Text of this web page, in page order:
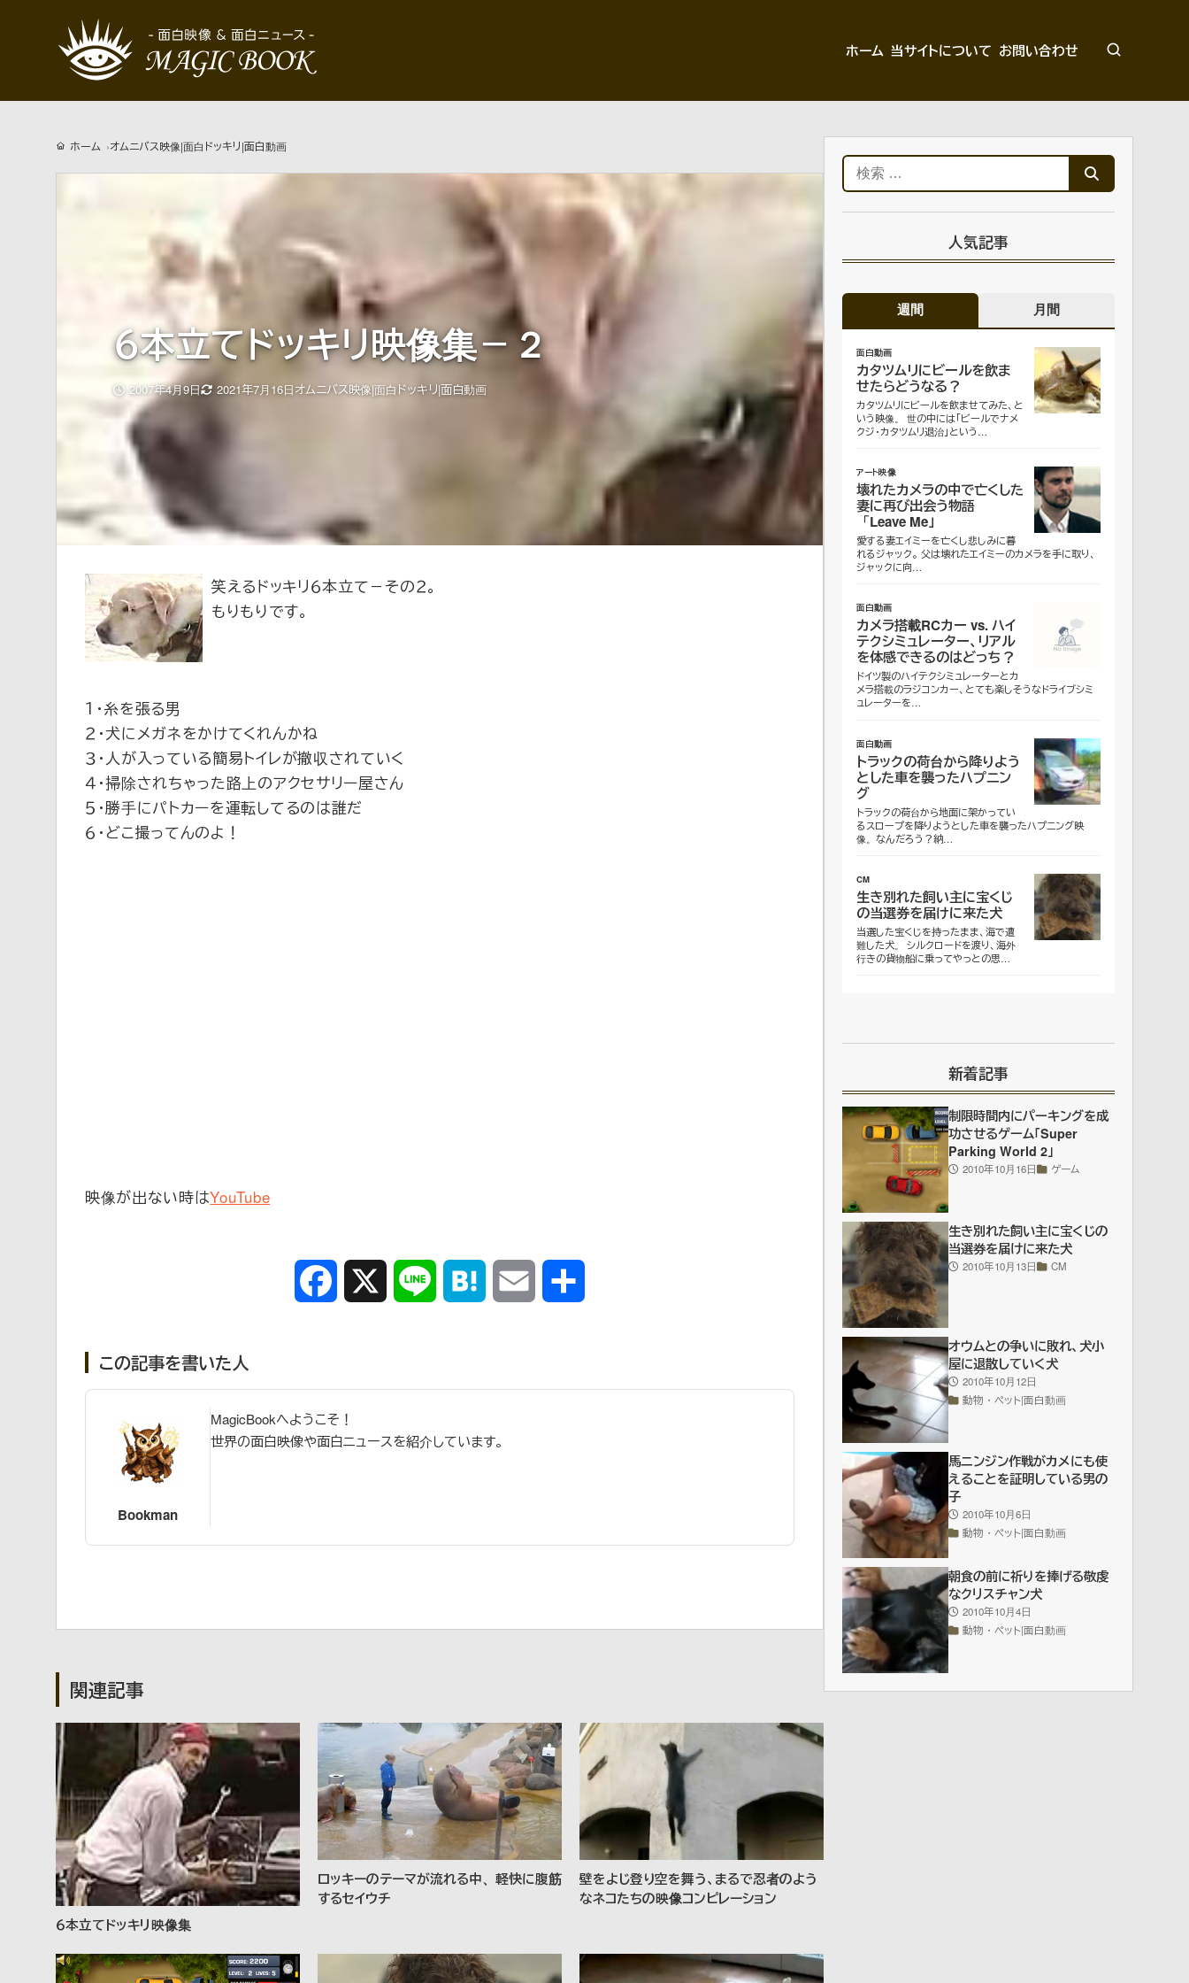
ホーム 当サイトについて お問い合わせ
ホーム オムニバス映像|面白ドッキリ|面白動画
６本立てドッキリ映像集－２
2007年4月9日 2021年7月16日更
オムニバス映像|面白ドッキリ|面白動画
笑えるドッキリ６本立て－その２。
もりもりです。
１・糸を張る男
２・犬にメガネをかけてくれんかね
３・人が入っている簡易トイレが撤収されていく
４・掃除されちゃった路上のアクセサリー屋さん
５・勝手にパトカーを運転してるのは誰だ
６・どこ撮ってんのよ！
映像が出ない時はYouTube
Facebook Line Hatena Email
この記事を書いた人
Bookman
MagicBookへようこそ！
世界の面白映像や面白ニュースを紹介しています。
関連記事
６本立てドッキリ映像集
ロッキーのテーマが流れる中、軽快に腹筋
するセイウチ
壁をよじ登り空を舞う、まるで忍者のよう
なネコたちの映像コンピレーション
検
索:
人気記事
週間 月間
面白動画
カタツムリにビールを飲ま
せたらどうなる？
カタツムリにビールを飲ませてみた、と
いう映像。 世の中には「ビールでナメ
クジ・カタツムリ退治」という…
アート映像
壊れたカメラの中で亡くした
妻に再び出会う物語
「Leave Me」
愛する妻エイミーを亡くし悲しみに暮
れるジャック。 父は壊れたエイミーのカメラを手に取り、
ジャックに向…
面白動画
カメラ搭載RCカー vs. ハイ
テクシミュレーター、リアル
を体感できるのはどっち？
ドイツ製のハイテクシミュレーターとカ
メラ搭載のラジコンカー、とても楽しそうなドライブシミ
ュレーターを…
面白動画
トラックの荷台から降りよう
とした車を襲ったハプニン
グ
トラックの荷台から地面に架かってい
るスロープを降りようとした車を襲ったハプニング映
像。なんだろう？納…
CM
生き別れた飼い主に宝くじ
の当選券を届けに来た犬
当選した宝くじを持ったまま、海で遭
難した犬。 シルクロードを渡り、海外
行きの貨物船に乗ってやっとの思…
新着記事
制限時間内にパーキングを成
功させるゲーム「Super
Parking World 2」
2010年10月16日 ゲーム
生き別れた飼い主に宝くじの
当選券を届けに来た犬
2010年10月13日 CM
オウムとの争いに敗れ、犬小
屋に退散していく犬
2010年10月12日
動物・ペット|面白動画
馬ニンジン作戦がカメにも使
えることを証明している男の
子
2010年10月6日
動物・ペット|面白動画
朝食の前に祈りを捧げる敬虔
なクリスチャン犬
2010年10月4日
動物・ペット|面白動画